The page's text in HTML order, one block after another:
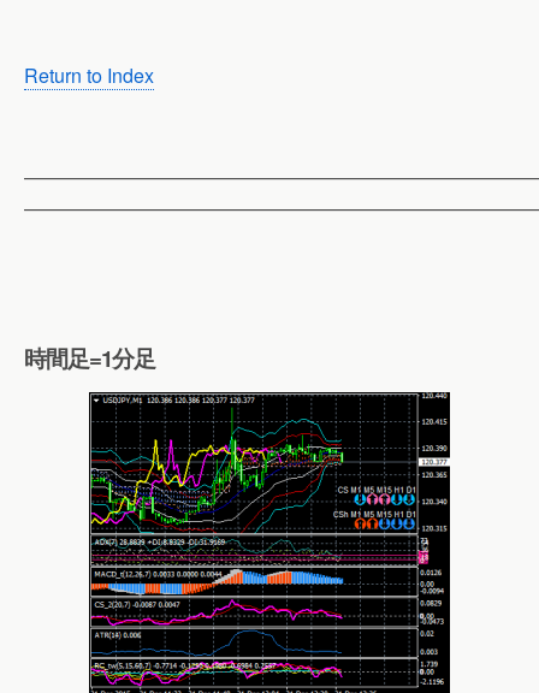
Return to Index
時間足=1分足